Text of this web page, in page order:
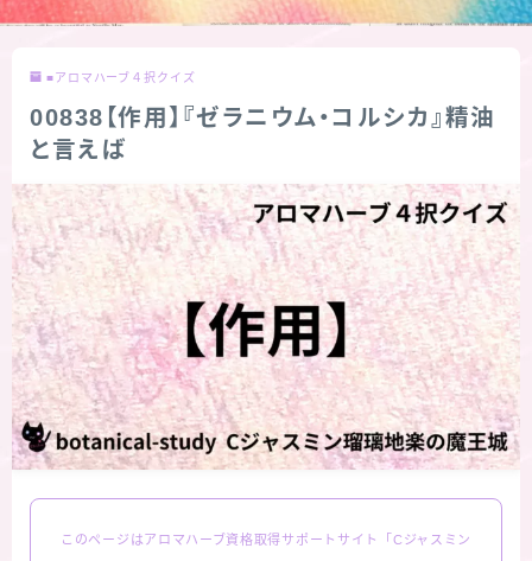
★スペシャルアロマハーブ４択クイズ (kindle出
お問い合わせ
サイトマップ
■アロマハーブ４択クイズ
00838【作用】『ゼラニウム・コルシカ』精油
と言えば
このページはアロマハーブ資格取得サポートサイト「Cジャスミン